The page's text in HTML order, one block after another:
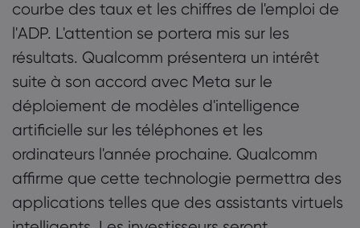
courbe des taux et les chiffres de l'emploi de
l'ADP. L'attention se portera mis sur les
résultats. Qualcomm présentera un intérêt
suite à son accord avec Meta sur le
déploiement de modèles d'intelligence
artificielle sur les téléphones et les
ordinateurs l'année prochaine. Qualcomm
affirme que cette technologie permettra des
applications telles que des assistants virtuels